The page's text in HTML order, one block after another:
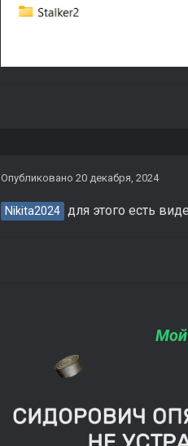
Опубликовано 20 декабря, 2024
Nikita2024 для этого есть